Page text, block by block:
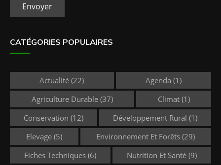
Envoyer
CATÉGORIES POPULAIRES
Actualité (22) Agenda (1)
Agriculture Durable(37) Climat(1)
Conservation (12) Développement Rural (1)
Elevage(5) Environnement Et Forêts (29)
Fiches Techniques (6) Nutrition Et Santé (9)